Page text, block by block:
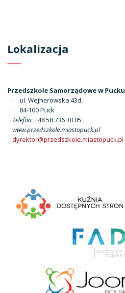
Lokalizacja
Przedszkole Samorządowe w Pucku
ul. Wejherowska 43d,
84-100 Puck
Telefon: +48 58 736 30 05
www.przedszkole.miastopuck.pl
dyrektor@przedszkole.miastopuck.pl